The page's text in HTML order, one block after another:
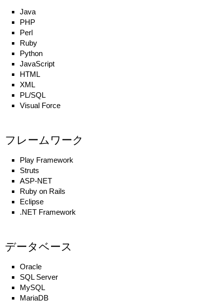
Java
PHP
Perl
Ruby
Python
JavaScript
HTML
XML
PL/SQL
Visual Force
フレームワーク
Play Framework
Struts
ASP-NET
Ruby on Rails
Eclipse
.NET Framework
データベース
Oracle
SQL Server
MySQL
MariaDB